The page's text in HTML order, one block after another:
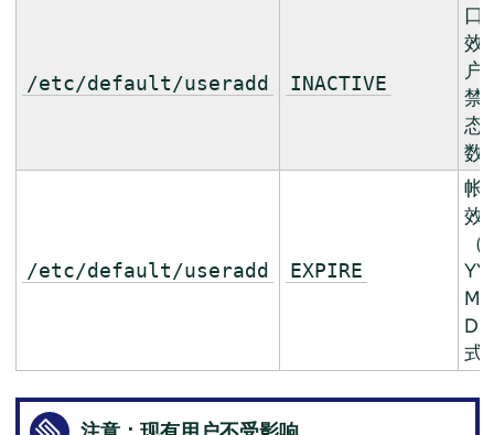
/etc/default/useradd INACTIVE
口
效
户
禁
态
数
/etc/default/useradd EXPIRE
帐
效
式